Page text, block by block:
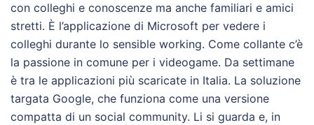
con colleghi e conoscenze ma anche familiari e amici
stretti. È l’applicazione di Microsoft per vedere i
colleghi durante lo sensible working. Come collante c’è
la passione in comune per i videogame. Da settimane
è tra le applicazioni più scaricate in Italia. La soluzione
targata Google, che funziona come una versione
compatta di un social community. Li si guarda e, in